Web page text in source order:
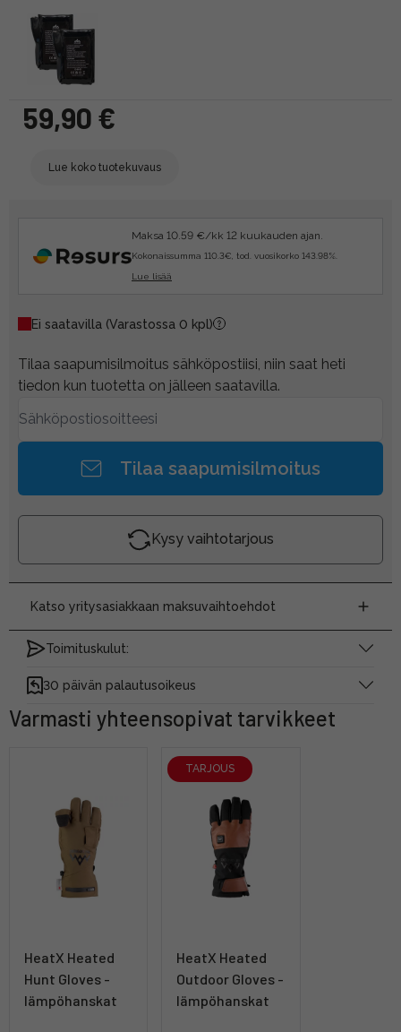
59,90 €
Lue koko tuotekuvaus
Maksa 10.59 €/kk 12 kuukauden ajan.
Kokonaissumma 110.3€, tod. vuosikorko 143.98%.
Lue lisää
Ei saatavilla (Varastossa 0 kpl)
Tilaa saapumisilmoitus sähköpostiisi, niin saat heti
tiedon kun tuotetta on jälleen saatavilla.
Tilaa saapumisilmoitus
Kysy vaihtotarjous
Katso yritysasiakkaan maksuvaihtoehdot
Toimituskulut:
30 päivän palautusoikeus
Varmasti yhteensopivat tarvikkeet
HeatX Heated
Hunt Gloves -
lämpöhanskat
TARJOUS
HeatX Heated
Outdoor Gloves -
lämpöhanskat